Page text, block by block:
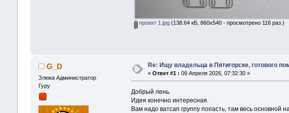
проект 1.jpg(138.64 кБ, 860x540 - просмотрено 116 раз.)
G_D
Злюка Администратор
Гуру
Re: Ищу владельца в Пятигорске, готового
« Ответ #1 : 09 Апреля 2026, 07:32:30 »
Добрый лень.
Идея конечно интересная.
Вам надо ватсап группу попасть, там весь основной